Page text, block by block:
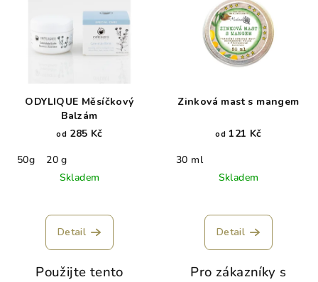
ODYLIQUE Měsíčkový
Balzám
od 285 Kč
50g
20 g
Skladem
Detail
Použijte tento
Zinková mast s mangem
od 121 Kč
30 ml
Skladem
Detail
Pro zákazníky s